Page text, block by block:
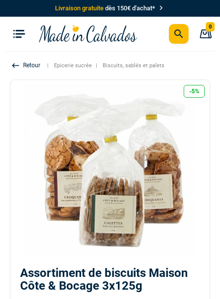
Livraison gratuitedès 150€ d'achat* chevron_right
search
0
keyboard_backspace Epicerie sucrée Biscuits, sablés et palets
-5%
Assortiment de biscuits Maison
Côte & Bocage 3x125g